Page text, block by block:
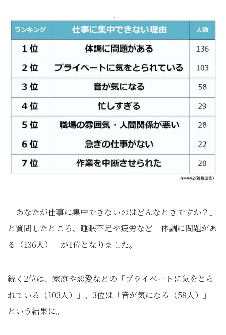
「あなたが仕事に集中できないのはどんなときですか？」
と質問したところ、睡眠不足や疲労など「体調に問題があ
る（136人）」が1位となりました。
続く2位は、家庭や恋愛などの「プライベートに気をとら
れている（103人）」、3位は「音が気になる（58人）」
という結果に。